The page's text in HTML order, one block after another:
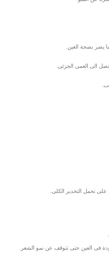
يضر بصحة العين.
تصل الى العمى الجزئى.
تحمل التخدير الكلى.
فى العين حتى تتوقف عن نمو الشعر.